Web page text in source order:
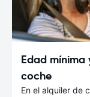
Edad
coche
En el alquiler de